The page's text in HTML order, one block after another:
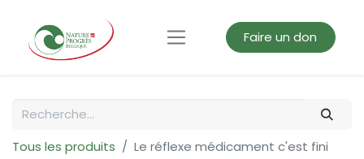
Faire un don
Tous les produits Le réflexe médicament c'est fini